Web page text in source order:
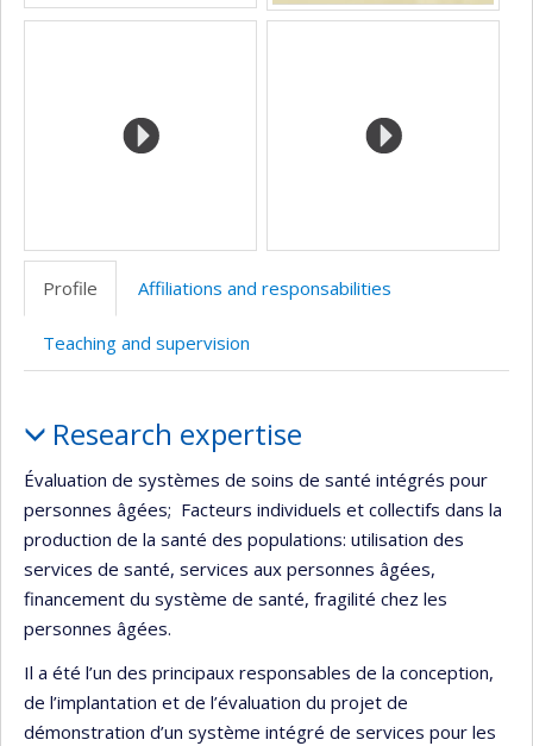
Profile Affiliations and responsabilities
Teaching and supervision
Research expertise
Évaluation de systèmes de soins de santé intégrés pour
personnes âgées; Facteurs individuels et collectifs dans la
production de la santé des populations: utilisation des
services de santé, services aux personnes âgées,
financement du système de santé, fragilité chez les
personnes âgées.
Il a été l’un des principaux responsables de la conception,
de l’implantation et de l’évaluation du projet de
démonstration d’un système intégré de services pour les